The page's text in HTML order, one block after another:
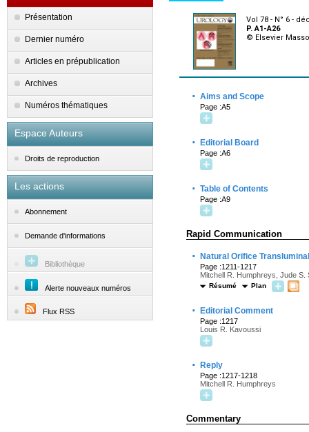
Présentation
Dernier numéro
Articles en prépublication
Archives
Numéros thématiques
Espace Auteurs
Droits de reproduction
Les actions
Abonnement
Demande d'informations
Bibliothèque
Alerte nouveaux numéros
Flux RSS
Vol 78 - N° 6 -
P. A1-A26
© Elsevier
· Aims and Scope
Page :A5
· Editorial Board
Page :A6
· Table of Contents
Page :A9
Rapid Communication
· Natural Orifice
Page :1211-1217
Mitchell R. Humphreys, Jude S.
Résumé Plan
· Editorial Comment
Page :1217
Louis R. Kavoussi
· Reply
Page :1217-1218
Mitchell R. Humphreys
Commentary